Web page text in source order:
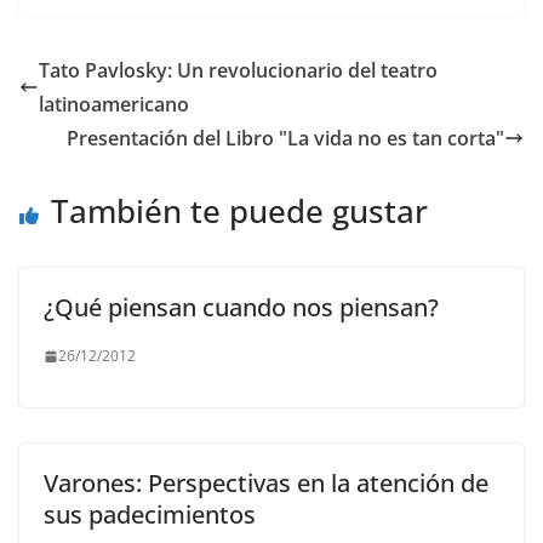
e
b
o
k
er l s
p
gr
m
y
n
Tato Pavlosky: Un revolucionario del teatro
latinoamericano
Presentación del Libro "La vida no es tan corta"
También te puede gustar
¿Qué piensan cuando nos piensan?
26/12/2012
Varones: Perspectivas en la atención de
sus padecimientos